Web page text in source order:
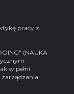
pracy z
(NAUKA
w pełni